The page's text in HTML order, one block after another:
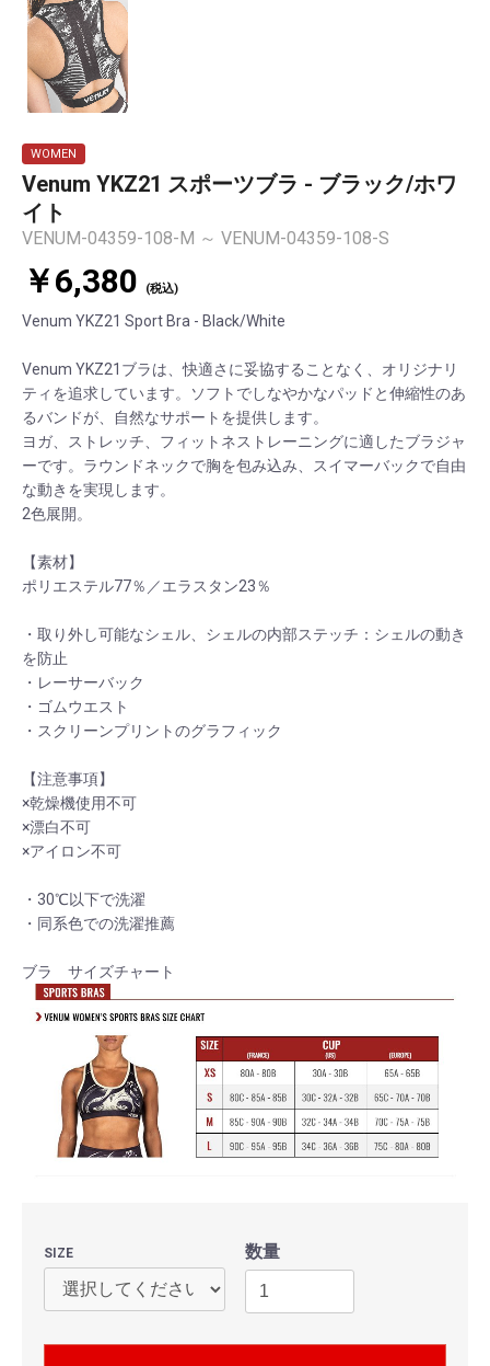
WOMEN
Venum YKZ21 スポーツブラ - ブラック/ホワ
イト
VENUM-04359-108-M ～ VENUM-04359-108-S
￥6,380 (税込)
Venum YKZ21 Sport Bra - Black/White
Venum YKZ21ブラは、快適さに妥協することなく、オリジナリ
ティを追求しています。ソフトでしなやかなパッドと伸縮性のあ
るバンドが、自然なサポートを提供します。
ヨガ、ストレッチ、フィットネストレーニングに適したブラジャ
ーです。ラウンドネックで胸を包み込み、スイマーバックで自由
な動きを実現します。
2色展開。
【素材】
ポリエステル77％／エラスタン23％
・取り外し可能なシェル、シェルの内部ステッチ：シェルの動き
を防止
・レーサーバック
・ゴムウエスト
・スクリーンプリントのグラフィック
【注意事項】
×乾燥機使用不可
×漂白不可
×アイロン不可
・30℃以下で洗濯
・同系色での洗濯推薦
ブラ サイズチャート
SIZE 数量